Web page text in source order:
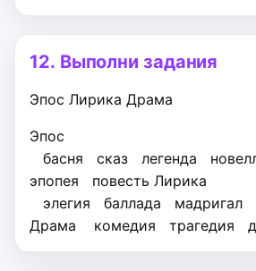
12. Выполни задания
Эпос Лирика Драма
Эпос
басня
сказ легенда
эпопея
повесть Лирика
элегия
баллада мадригал
Драма
комедия трагедия